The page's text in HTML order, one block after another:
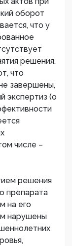
оборот
что у
решения.
что
завершены,
экспертиз (о
числе –
решения
препарата
на его
нарушены